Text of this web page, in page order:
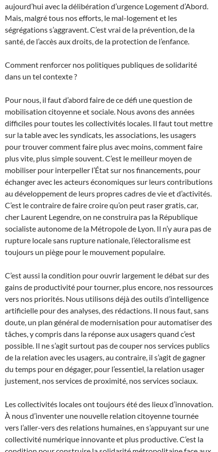
aujourd’hui avec la délibération d’urgence Logement d’Abord.
Mais, malgré tous nos efforts, le mal-logement et les
ségrégations s’aggravent. C’est vrai de la prévention, de la
santé, de l’accès aux droits, de la protection de l’enfance.
Comment renforcer nos politiques publiques de solidarité
dans un tel contexte ?
Pour nous, il faut d’abord faire de ce défi une question de
mobilisation citoyenne et sociale. Nous avons des années
difficiles pour toutes les collectivités locales. Il faut tout mettre
sur la table avec les syndicats, les associations, les usagers
pour trouver comment faire plus avec moins, comment faire
plus vite, plus simple souvent. C’est le meilleur moyen de
mobiliser pour interpeller l’État sur nos financements, pour
échanger avec les acteurs économiques sur leurs contributions
au développement de leurs propres cadres de vie et d’activités.
C’est le contraire de faire croire qu’on peut raser gratis, car,
cher Laurent Legendre, on ne construira pas la République
socialiste autonome de la Métropole de Lyon. Il n’y aura pas de
rupture locale sans rupture nationale, l’électoralisme est
toujours un piège pour le mouvement populaire.
C’est aussi la condition pour ouvrir largement le débat sur des
gains de productivité pour tourner, plus encore, nos ressources
vers nos priorités. Nous utilisons déjà des outils d’intelligence
artificielle pour des analyses, des rédactions. Il nous faut, sans
doute, un plan général de modernisation pour automatiser des
tâches, y compris dans la réponse aux usagers quand c’est
possible. Il ne s’agit surtout pas de couper nos services publics
de la relation avec les usagers, au contraire, il s’agit de gagner
du temps pour en dégager, pour l’essentiel, la relation usager
justement, nos services de proximité, nos services sociaux.
Les collectivités locales ont toujours été des lieux d’innovation.
À nous d’inventer une nouvelle relation citoyenne tournée
vers l’aller-vers des relations humaines, en s’appuyant sur une
collectivité numérique innovante et plus productive. C’est la